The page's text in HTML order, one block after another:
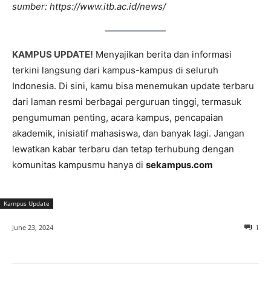
sumber: https://www.itb.ac.id/news/
KAMPUS UPDATE! Menyajikan berita dan informasi
terkini langsung dari kampus-kampus di seluruh
Indonesia. Di sini, kamu bisa menemukan update terbaru
dari laman resmi berbagai perguruan tinggi, termasuk
pengumuman penting, acara kampus, pencapaian
akademik, inisiatif mahasiswa, dan banyak lagi. Jangan
lewatkan kabar terbaru dan tetap terhubung dengan
komunitas kampusmu hanya di sekampus.com
Kampus Update
1
June 23, 2024